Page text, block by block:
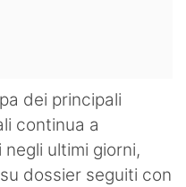
dei principali
continua a
ultimi giorni,
dossier seguiti con